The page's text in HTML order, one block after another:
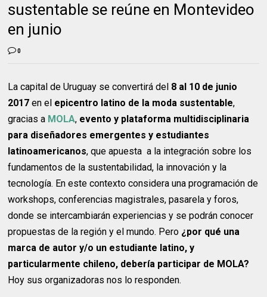
sustentable se reúne en Montevideo
en junio
0
La capital de Uruguay se convertirá del 8 al 10 de junio
2017 en el epicentro latino de la moda sustentable,
gracias a MOLA, evento y plataforma multidisciplinaria
para diseñadores emergentes y estudiantes
latinoamericanos, que apuesta a la integración sobre los
fundamentos de la sustentabilidad, la innovación y la
tecnología. En este contexto considera una programación de
workshops, conferencias magistrales, pasarela y foros,
donde se intercambiarán experiencias y se podrán conocer
propuestas de la región y el mundo. Pero ¿por qué una
marca de autor y/o un estudiante latino, y
particularmente chileno, debería participar de MOLA?
Hoy sus organizadoras nos lo responden.